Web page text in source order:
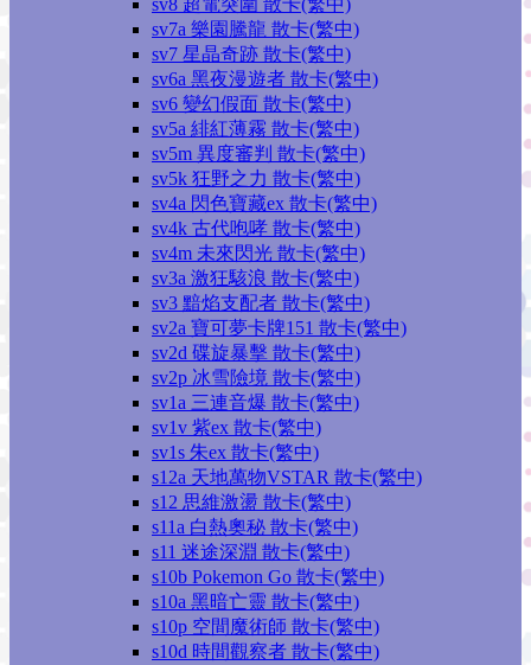
sv8 超電突圍 散卡(繁中)
sv7a 樂園騰龍 散卡(繁中)
sv7 星晶奇跡 散卡(繁中)
sv6a 黑夜漫遊者 散卡(繁中)
sv6 變幻假面 散卡(繁中)
sv5a 緋紅薄霧 散卡(繁中)
sv5m 異度審判 散卡(繁中)
sv5k 狂野之力 散卡(繁中)
sv4a 閃色寶藏ex 散卡(繁中)
sv4k 古代咆哮 散卡(繁中)
sv4m 未來閃光 散卡(繁中)
sv3a 激狂駭浪 散卡(繁中)
sv3 黯焰支配者 散卡(繁中)
sv2a 寶可夢卡牌151 散卡(繁中)
sv2d 碟旋暴擊 散卡(繁中)
sv2p 冰雪險境 散卡(繁中)
sv1a 三連音爆 散卡(繁中)
sv1v 紫ex 散卡(繁中)
sv1s 朱ex 散卡(繁中)
s12a 天地萬物VSTAR 散卡(繁中)
s12 思維激盪 散卡(繁中)
s11a 白熱奧秘 散卡(繁中)
s11 迷途深淵 散卡(繁中)
s10b Pokemon Go 散卡(繁中)
s10a 黑暗亡靈 散卡(繁中)
s10p 空間魔術師 散卡(繁中)
s10d 時間觀察者 散卡(繁中)